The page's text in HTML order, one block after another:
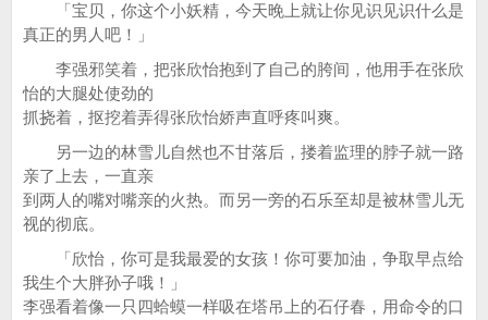
「宝贝，你这个小妖精，今天晚上就让你见识见识什么是
真正的男人吧！」
李强邪笑着，把张欣怡抱到了自己的胯间，他用手在张欣
怡的大腿处使劲的
抓挠着，抠挖着弄得张欣怡娇声直呼疼叫爽。
另一边的林雪儿自然也不甘落后，搂着监理的脖子就一路
亲了上去，一直亲
到两人的嘴对嘴亲的火热。而另一旁的石乐至却是被林雪儿无
视的彻底。
「欣怡，你可是我最爱的女孩！你可要加油，争取早点给
我生个大胖孙子哦！」
李强看着像一只四蛤蟆一样吸在塔吊上的石仔春，用命令的口